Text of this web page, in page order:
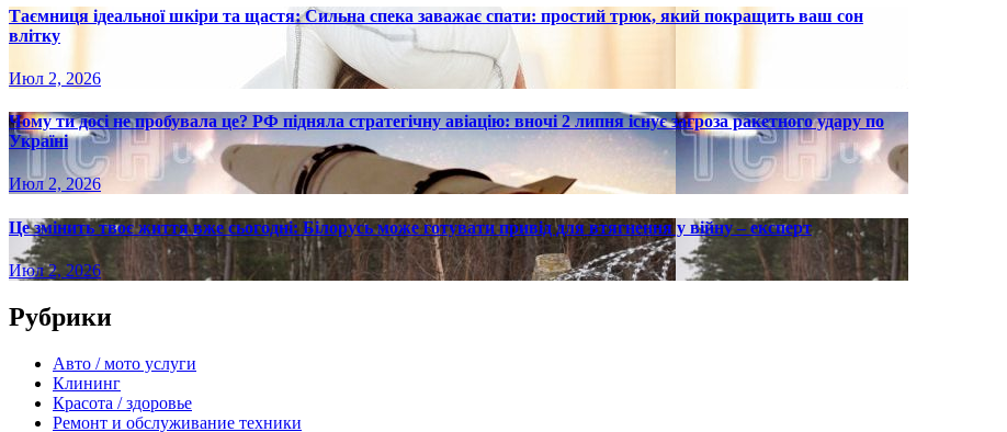
Таємниця ідеальної шкіри та щастя: Сильна спека заважає спати: простий трюк, який покращить ваш сон
влітку
Июл 2, 2026
Чому ти досі не пробувала це? РФ підняла стратегічну авіацію: вночі 2 липня існує загроза ракетного удару по
Україні
Июл 2, 2026
Це змінить твоє життя вже сьогодні: Білорусь може готувати привід для втягнення у війну – експерт
Июл 2, 2026
Рубрики
Авто / мото услуги
Клининг
Красота / здоровье
Ремонт и обслуживание техники